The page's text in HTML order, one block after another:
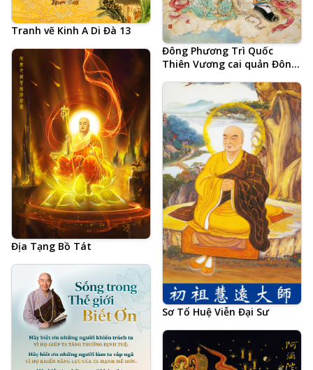
Đông Phương Trì Quốc
Thiên Vương cai quản Đông
Tranh vẽ Kinh A Di Đà 13
Địa Tạng Bồ Tát
Sơ Tổ Huệ Viễn Đại Sư